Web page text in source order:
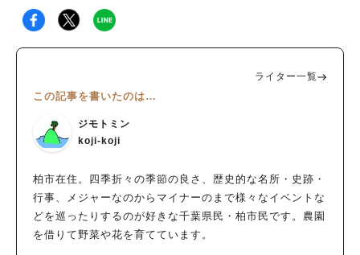
ライター一覧
この記事を書いたのは…
ジモトミン
koji-koji
柏市在住。四季折々の季節の良さ、歴史的な名所・史跡・
行事、メジャーなのからマイナーのまで様々なイベントな
どを巡ったりするのが好きな千葉県民・柏市民です。農園
を借りて野菜や花を育てています。